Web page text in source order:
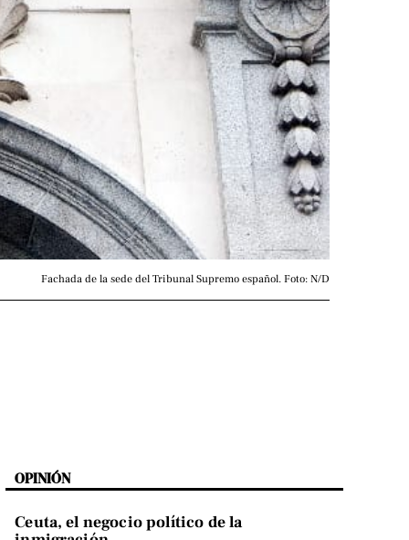
Fachada de la sede del Tribunal Supremo español. Foto: N/D
OPINIÓN
Ceuta, el negocio político de la